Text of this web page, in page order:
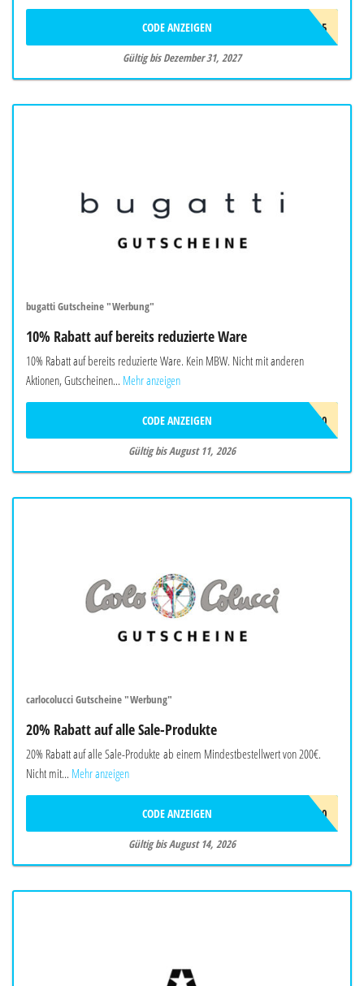
BIO5
CODE ANZEIGEN
Gültig bis Dezember 31, 2027
bugatti Gutscheine "Werbung"
10% Rabatt auf bereits reduzierte Ware
10% Rabatt auf bereits reduzierte Ware. Kein MBW. Nicht mit anderen
Aktionen, Gutscheinen... Mehr anzeigen
FINAL10
CODE ANZEIGEN
Gültig bis August 11, 2026
carlocolucci Gutscheine "Werbung"
20% Rabatt auf alle Sale-Produkte
20% Rabatt auf alle Sale-Produkte ab einem Mindestbestellwert von 200€.
Nicht mit... Mehr anzeigen
EXTRA20
CODE ANZEIGEN
Gültig bis August 14, 2026